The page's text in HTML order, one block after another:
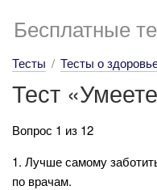
Бесплатные
Тесты Тесты о
Тест
Вопрос 1 из 12
1. Лучше самому
по врачам.